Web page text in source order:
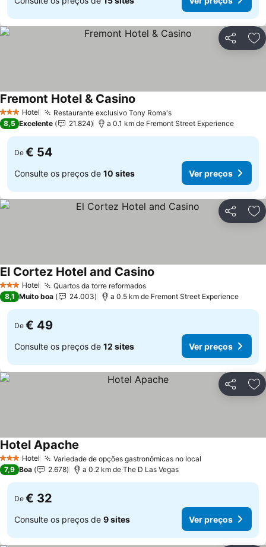
Partilhar
3 EstrelasHotel Restaurante exclusivo Tony Roma's
Fremont Hotel & Casino
8,5 Excelente 21.824 a 0.1 km de Fremont Street Experience
De € 54
Consulte os preços de 10 sites Ver preços
Partilhar
3 EstrelasHotel Quartos da torre reformados
El Cortez Hotel and Casino
8,1 Muito boa 24.003 a 0.5 km de Fremont Street Experience
De € 49
Consulte os preços de 12 sites Ver preços
Partilhar
3 EstrelasHotel Variedade de opções gastronômicas no local
Hotel Apache
7,9 Boa 2.678 a 0.2 km de The D Las Vegas
De € 32
Consulte os preços de 9 sites Ver preços